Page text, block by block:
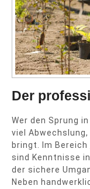
Der
Wer den Sprung
viel
bringt. Im Bereich
sind Kenntnisse
der sichere
Neben